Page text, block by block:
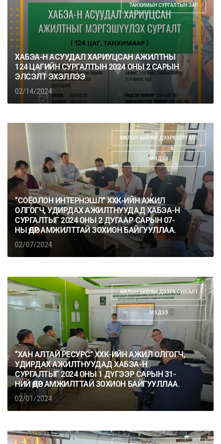
ТАНХИМЫН СУРГАЛТЫН ЗАР
ХАБЭА-Н АСУУДАЛ ХАРИУЦСАН АЖИЛТНЫ
124 ЦАГИЙН СУРГАЛТЫН 2024 ОНЫ 2 САРЫН
ЭЛСЭЛТ ЭХЭЛЛЭЭ
02/14/2024
АЖЛЫН БАЙРАН ДЭЭРХ СУРГАЛТ
МЭДЭЭ
“СОЁОЛОН ИНТЕРНЭШЛ” ХХК-ИЙН АЖИЛ
ОЛГОГЧ, УДИРДАХ АЖИЛТНУУДАД ХАБЭА-Н
СУРГАЛТЫГ 2024 ОНЫ 2 ДУГААР САРЫН 07-
НЫ ӨДӨР АМЖИЛТТАЙ ЗОХИОН БАЙГУУЛЛАА.
02/07/2024
АЖЛЫН БАЙРАН ДЭЭРХ СУРГАЛТ
МЭДЭЭ
“ХАН АЛТАЙ РЕСУРС” ХХК-ИЙН АЖИЛ ОЛГОГЧ,
УДИРДАХ АЖИЛТНУУДАД ХАБЭА-Н
СУРГАЛТЫГ 2024 ОНЫ 1 ДҮГЭЭР САРЫН 31-
НИЙ ӨДӨР АМЖИЛТТАЙ ЗОХИОН БАЙГУУЛЛАА.
02/01/2024